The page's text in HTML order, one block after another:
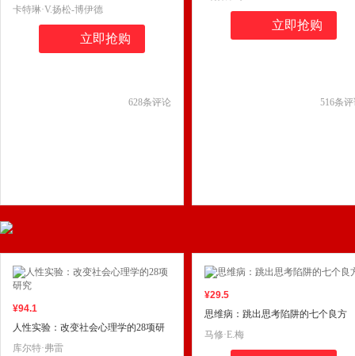
心理学奥秘
628条评论
卡特琳·V.扬松-博伊德
立即抢购
516条
立即抢购
¥94.1
人性实验：改变社会心理学的28项研
究
库尔特·弗雷
¥29.5
思维病：跳出思考陷阱的七个良方
马修·E.梅